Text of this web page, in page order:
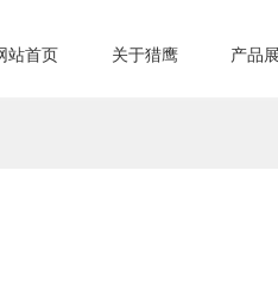
站首页 关于猎鹰 产品